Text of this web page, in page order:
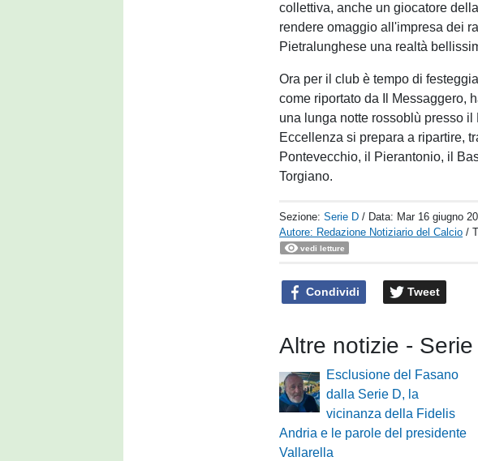
collettiva, anche un giocatore
rendere omaggio all'impresa dei
Pietralunghese una realtà
Ora per il club è tempo di
come riportato da Il Messaggero,
una lunga notte rossoblù presso
Eccellenza si prepara a ripartire,
Pontevecchio, il Pierantonio, il
Torgiano.
Sezione:Serie D / Data: Mar 16 giugno
Autore: Redazione Notiziario del Calcio /
vedi letture
Condividi Tweet
Altre notizie - Serie
Esclusione del Fasano
dalla Serie D, la
vicinanza della Fidelis
Andria e le parole del presidente
Vallarella